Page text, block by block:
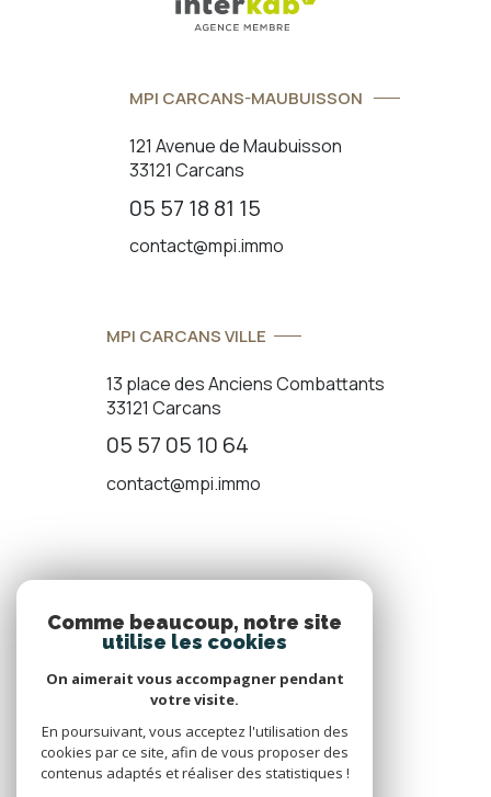
MPI CARCANS-MAUBUISSON
121 Avenue de Maubuisson
33121 Carcans
05 57 18 81 15
contact@mpi.immo
MPI CARCANS VILLE
13 place des Anciens Combattants
33121 Carcans
05 57 05 10 64
contact@mpi.immo
ADHÉRENTS
Nous adhérons
Comme beaucoup, notre site
utilise les cookies
On aimerait vous accompagner pendant
votre visite.
En poursuivant, vous acceptez l'utilisation des
cookies par ce site, afin de vous proposer des
contenus adaptés et réaliser des statistiques !